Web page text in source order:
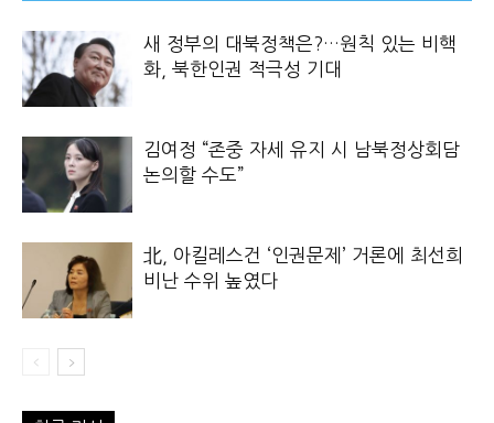
새 정부의 대북정책은?…원칙 있는 비핵
화, 북한인권 적극성 기대
김여정 “존중 자세 유지 시 남북정상회담
논의할 수도”
北, 아킬레스건 ‘인권문제’ 거론에 최선희
비난 수위 높였다